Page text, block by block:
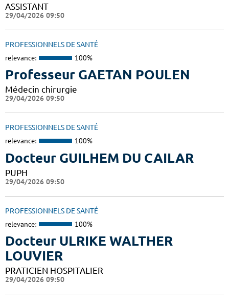
ASSISTANT
29/04/2026 09:50
PROFESSIONNELS DE SANTÉ
relevance: 100%
Professeur GAETAN POULEN
Médecin chirurgie
29/04/2026 09:50
PROFESSIONNELS DE SANTÉ
relevance: 100%
Docteur GUILHEM DU CAILAR
PUPH
29/04/2026 09:50
PROFESSIONNELS DE SANTÉ
relevance: 100%
Docteur ULRIKE WALTHER
LOUVIER
PRATICIEN HOSPITALIER
29/04/2026 09:50